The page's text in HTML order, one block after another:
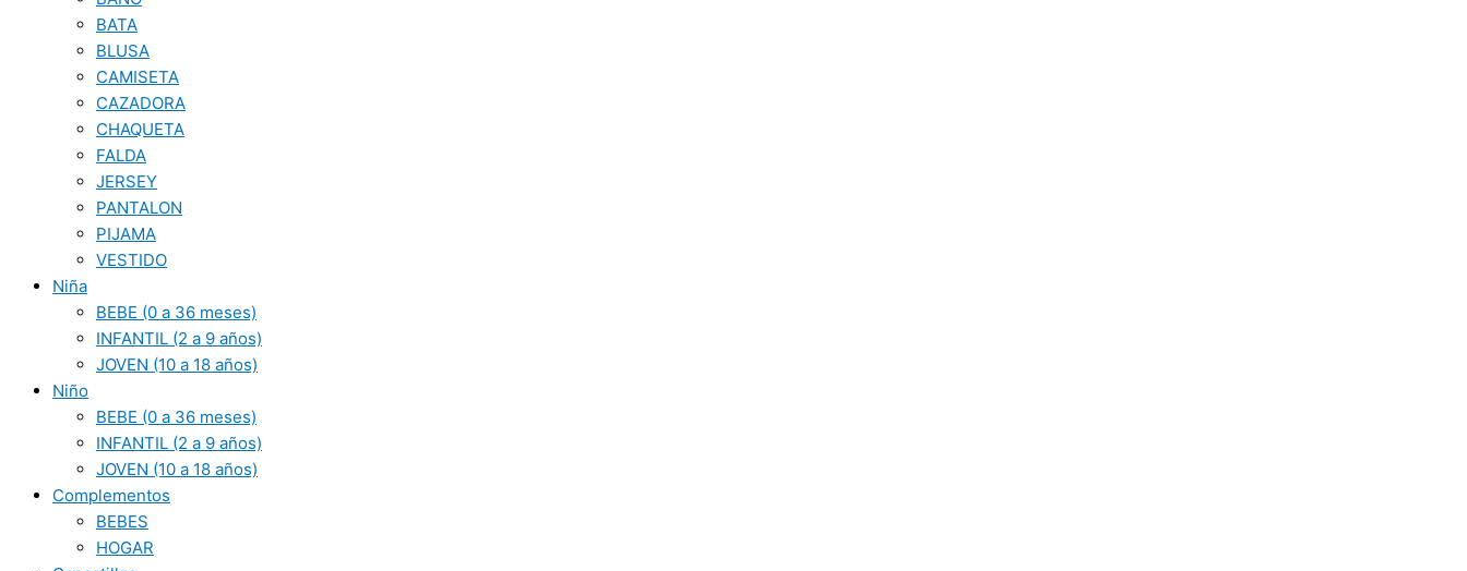
BATA
BLUSA
CAMISETA
CAZADORA
CHAQUETA
FALDA
JERSEY
PANTALON
PIJAMA
VESTIDO
Niña
BEBE (0 a 36 meses)
INFANTIL (2 a 9 años)
JOVEN (10 a 18 años)
Niño
BEBE (0 a 36 meses)
INFANTIL (2 a 9 años)
JOVEN (10 a 18 años)
Complementos
BEBES
HOGAR